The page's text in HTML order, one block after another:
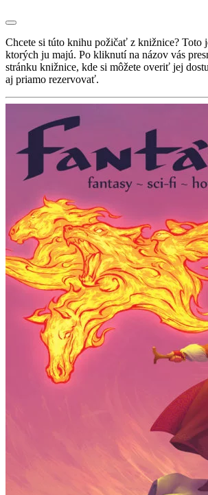
Chcete si túto knihu požičať z knižnice? Toto
ktorých ju majú. Po kliknutí na názov vás
stránku knižnice, kde si môžete overiť jej
aj priamo rezervovať.